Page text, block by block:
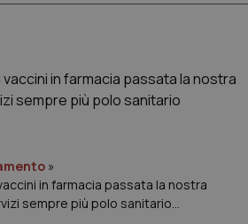
»
in farmacia passata la nostra
sempre più polo sanitario